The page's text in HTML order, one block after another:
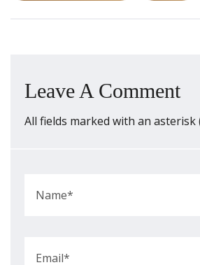
Leave A Comment
All fields marked with an